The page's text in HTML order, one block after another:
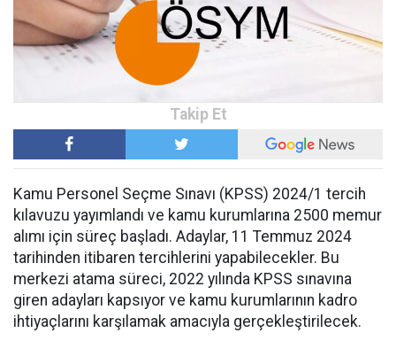
Kamu Personel Seçme Sınavı (KPSS) 2024/1 tercih
kılavuzu yayımlandı ve kamu kurumlarına 2500 memur
alımı için süreç başladı. Adaylar, 11 Temmuz 2024
tarihinden itibaren tercihlerini yapabilecekler. Bu
merkezi atama süreci, 2022 yılında KPSS sınavına
giren adayları kapsıyor ve kamu kurumlarının kadro
ihtiyaçlarını karşılamak amacıyla gerçekleştirilecek.